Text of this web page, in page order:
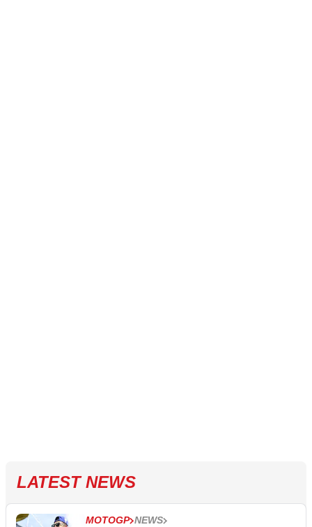
LATEST NEWS
MOTOGP NEWS